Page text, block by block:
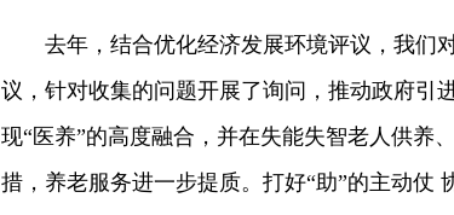
去年，结合优化经济发展环境评议，我们
议，针对收集的问题开展了询问，推动政府引
现“医养”的高度融合，并在失能失智老人供养
措，养老服务进一步提质。打好“助”的主动仗